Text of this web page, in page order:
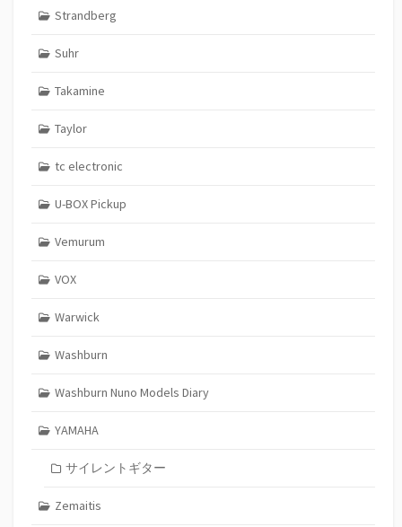
Strandberg
Suhr
Takamine
Taylor
tc electronic
U-BOX Pickup
Vemurum
VOX
Warwick
Washburn
Washburn Nuno Models Diary
YAMAHA
サイレントギター
Zemaitis